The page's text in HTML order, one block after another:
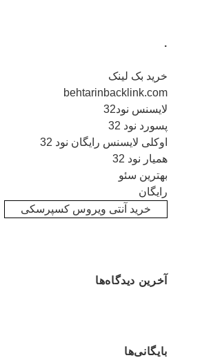
.
خرید بک لینک
behtarinbacklink.com
لایسنس نود32
پسورد نود 32
اوکلی لایسنس رایگان نود 32
همیار نود 32
بهترین سئو
رایگان
خرید آنتی ویروس کسپرسکی
آخرین دیدگاه‌ها
بایگانی‌ها